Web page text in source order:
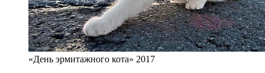
«День эрмитажного кота» 2017